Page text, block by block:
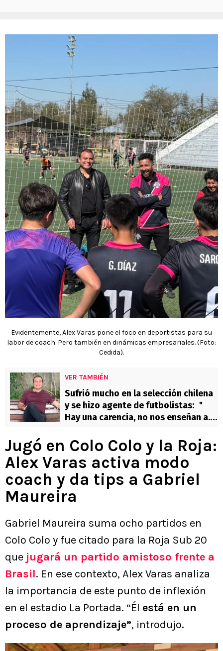
Evidentemente, Alex Varas pone el foco en deportistas para su
labor de coach. Pero también en dinámicas empresariales. (Foto:
Cedida).
VER TAMBIÉN
Sufrió mucho en la selección chilena
y se hizo agente de futbolistas: ＂
Hay una carencia, no nos enseñan a...
Jugó en Colo Colo y la Roja:
Alex Varas activa modo
coach y da tips a Gabriel
Maureira
Gabriel Maureira suma ocho partidos en
Colo Colo y fue citado para la Roja Sub 20
que jugará un partido amistoso frente a
Brasil. En ese contexto, Alex Varas analiza
la importancia de este punto de inflexión
en el estadio La Portada. “Él está en un
proceso de aprendizaje”, introdujo.